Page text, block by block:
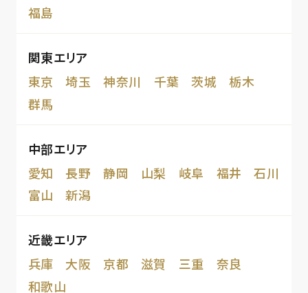
福島
関東エリア
東京
埼玉 神奈川 千葉 茨城
栃木
群馬
中部エリア
愛知
長野 静岡 山梨 岐阜 福井
石川
富山
新潟
近畿エリア
兵庫
大阪 京都 滋賀 三重
奈良
和歌山